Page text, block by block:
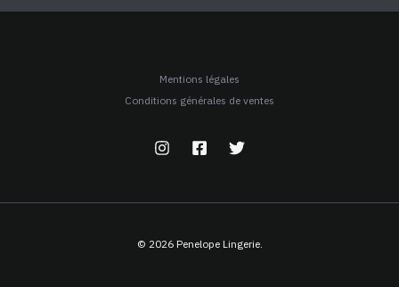
Mentions légales
Conditions générales de ventes
© 2026 Penelope Lingerie.